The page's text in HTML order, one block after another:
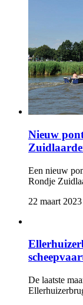
Nieuw
Een nieuw
Rondje
22 maart 2023
De laatste